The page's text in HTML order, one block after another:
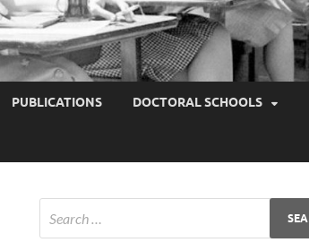
PUBLICATIONS DOCTORAL SCHOOLS